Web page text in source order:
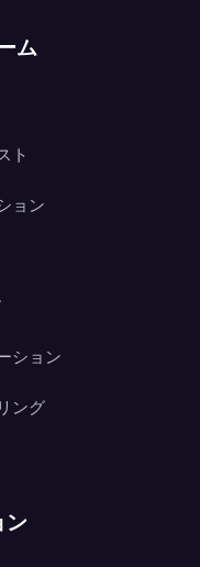
ム
ト
ョン
ション
ング
ン